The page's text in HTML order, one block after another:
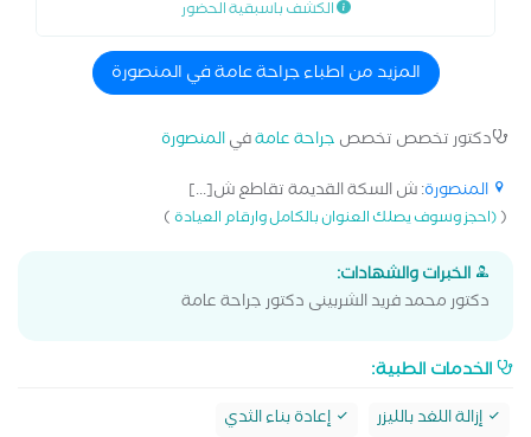
الكشف باسبقية الحضور
المزيد من اطباء جراحة عامة في المنصورة
دكتور تخصص تخصص جراحة عامةفيالمنصورة
المنصورة: ش السكة القديمة تقاطع ش[...]
((احجز وسوف يصلك العنوان بالكامل وارقام العيادة)
الخبرات والشهادات:
دكتور محمد فريد الشربينى دكتور جراحة عامة
الخدمات الطبية:
إزالة اللغد بالليزر
إعادة بناء الثدي